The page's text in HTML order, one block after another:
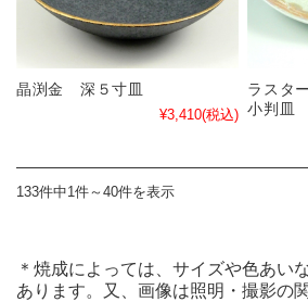
晶渕金 深５寸皿
¥3,410(税込)
ラスタ
小判皿
133件中1件～40件を表示
＊焼成によっては、サイズや色あい
あります。又、画像は照明・撮影の